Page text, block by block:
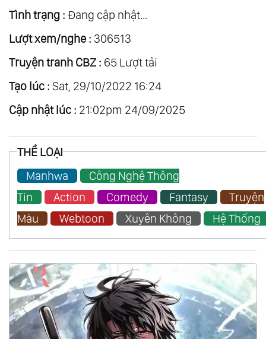
Tình trạng : Đang cập nhật...
Lượt xem/nghe : 306513
Truyện tranh CBZ : 65 Lượt tải
Tạo lúc : Sat, 29/10/2022 16:24
Cập nhật lúc : 21:02pm 24/09/2025
THỂ LOẠI
Manhwa
Công Nghệ Thông
Tin
Action Comedy Fantasy
Truyện
Màu
Webtoon Xuyên Không Hệ Thống